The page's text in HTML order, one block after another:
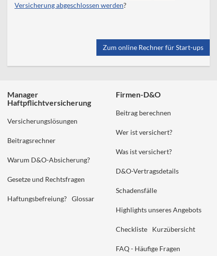
Versicherung abgeschlossen werden?
Zum online Rechner für Start-ups
Manager
Haftpflichtversicherung
Versicherungslösungen
Beitragsrechner
Warum D&O-Absicherung?
Gesetze und Rechtsfragen
Haftungsbefreiung? Glossar
Firmen-D&O
Beitrag berechnen
Wer ist versichert?
Was ist versichert?
D&O-Vertragsdetails
Schadensfälle
Highlights unseres Angebots
Checkliste Kurzübersicht
FAQ - Häufige Fragen